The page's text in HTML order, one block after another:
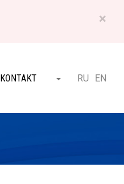
×
KONTAKT Otsi ET
RU EN